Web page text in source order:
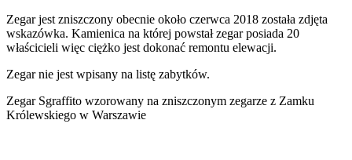
Zegar jest zniszczony obecnie około czerwca 2018 została zdjęta
wskazówka. Kamienica na której powstał zegar posiada 20
właścicieli więc ciężko jest dokonać remontu elewacji.
Zegar nie jest wpisany na listę zabytków.
Zegar Sgraffito wzorowany na zniszczonym zegarze z Zamku
Królewskiego w Warszawie